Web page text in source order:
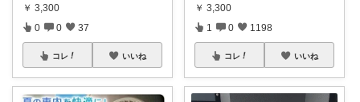
￥ 3,300
0 0 37
コレ いいね
￥ 3,300
1 0 1198
コレ いいね